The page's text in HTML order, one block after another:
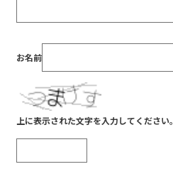
お名前
上に表示された文字を入力してください。